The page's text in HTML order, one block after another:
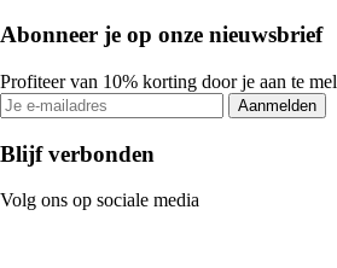
Abonneer je op onze nieuwsbrief
Profiteer van 10% korting door je aan te
Aanmelden
Blijf verbonden
Volg ons op sociale media